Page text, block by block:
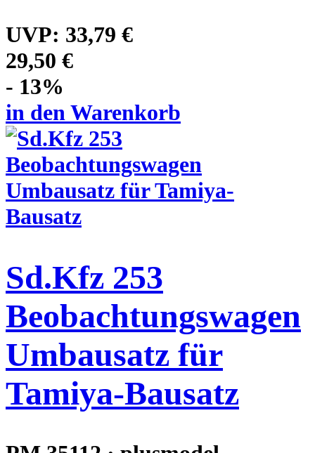
UVP: 33,79 €
29,50 €
- 13%
in den Warenkorb
Sd.Kfz 253
Beobachtungswagen
Umbausatz für
Tamiya-Bausatz